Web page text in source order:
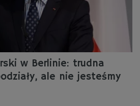
w Berlinie: trudna
ale nie jesteśmy